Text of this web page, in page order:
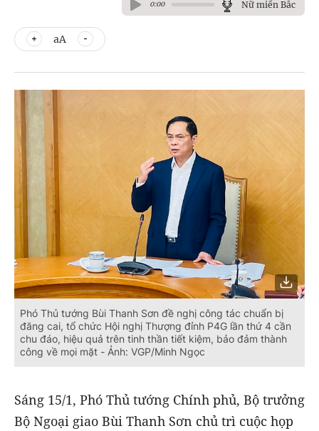
0:00 Nữ miền Bắc
aA
Phó Thủ tướng Bùi Thanh Sơn đề nghị công tác chuẩn bị
đăng cai, tổ chức Hội nghị Thượng đỉnh P4G lần thứ 4 cần
chu đáo, hiệu quả trên tinh thần tiết kiệm, bảo đảm thành
công về mọi mặt - Ảnh: VGP/Minh Ngọc
Sáng 15/1, Phó Thủ tướng Chính phủ, Bộ trưởng
Bộ Ngoại giao Bùi Thanh Sơn chủ trì cuộc họp